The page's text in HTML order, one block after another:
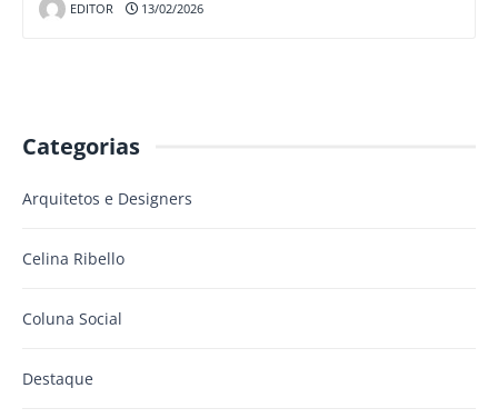
EDITOR 13/02/2026
Categorias
Arquitetos e Designers
Celina Ribello
Coluna Social
Destaque